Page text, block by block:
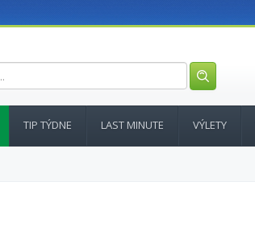
TIP TÝDNE LAST MINUTE VÝLETY